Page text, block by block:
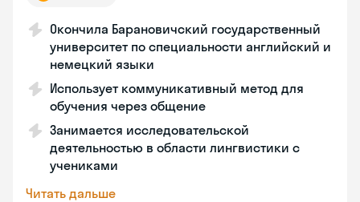
Окончила Барановичский государственный
университет по специальности английский и
немецкий языки
Использует коммуникативный метод для
обучения через общение
Занимается исследовательской
деятельностью в области лингвистики с
учениками
Читать дальше